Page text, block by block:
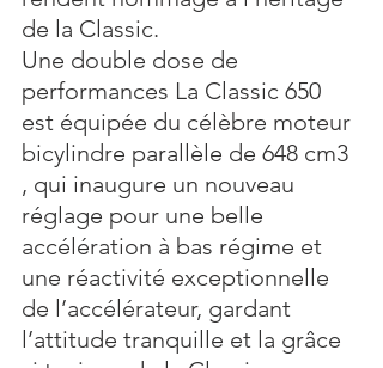
de la Classic.
Une double dose de
performances La Classic 650
est équipée du célèbre moteur
bicylindre parallèle de 648 cm3
, qui inaugure un nouveau
réglage pour une belle
accélération à bas régime et
une réactivité exceptionnelle
de l’accélérateur, gardant
l’attitude tranquille et la grâce